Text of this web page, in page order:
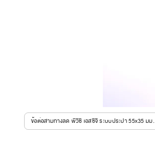
ข้อต่อสามทางลด พีวีซี เอสซีจี ระบบประปา 55x35 มม.